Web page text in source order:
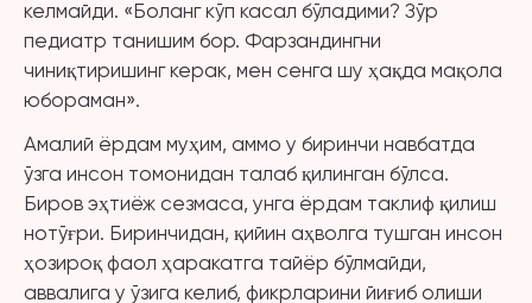
келмайди. «Боланг кўп касал бўладими? Зўр
педиатр танишим бор. Фарзандингни
чиниқтиришинг керак, мен сенга шу ҳақда мақола
юбораман».
Амалий ёрдам муҳим, аммо у биринчи навбатда
ўзга инсон томонидан талаб қилинган бўлса.
Биров эҳтиёж сезмаса, унга ёрдам таклиф қилиш
нотўғри. Биринчидан, қийин аҳволга тушган инсон
ҳозироқ фаол ҳаракатга тайёр бўлмайди,
аввалига у ўзига келиб, фикрларини йиғиб олиши